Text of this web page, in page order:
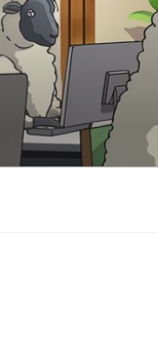
Skip
to
content